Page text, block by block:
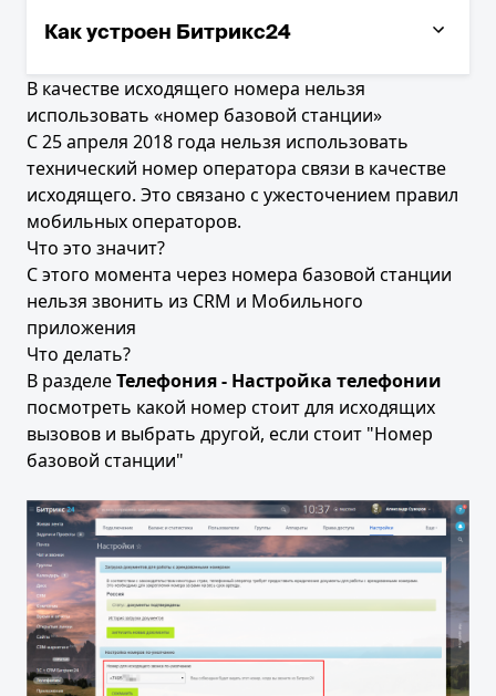
В качестве исходящего номера нельзя
использовать «номер базовой станции»
С 25 апреля 2018 года нельзя использовать
технический номер оператора связи в качестве
исходящего. Это связано с ужесточением правил
мобильных операторов.
Что это значит?
С этого момента через номера базовой станции
нельзя звонить из CRM и Мобильного
приложения
Что делать?
В разделеТелефония - Настройка телефонии
посмотреть какой номер стоит для исходящих
вызовов и выбрать другой, если стоит "Номер
базовой станции"
Как изменить домен или доменную зону?
Как устроен Битрикс24
Как обновить Битрикс24
Как удалить уволенного пользователя из
Битрикс24
Бесплатные коммуникации в Битрикс24